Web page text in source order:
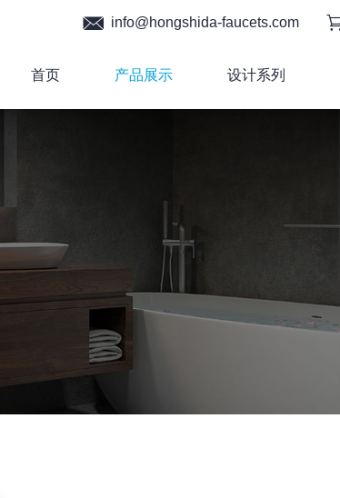
首页 产品展示 设计系列
info@hongshida-faucets.com